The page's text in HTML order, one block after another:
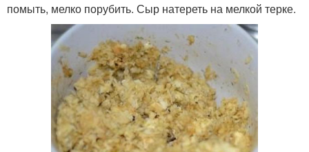
помыть, мелко порубить. Сыр натереть на мелкой терке.